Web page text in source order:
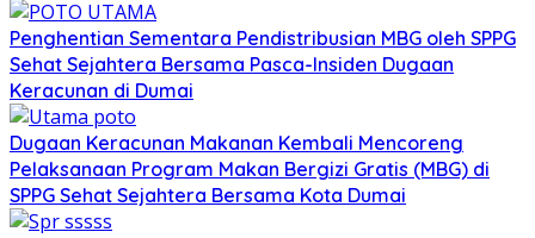
Penghentian Sementara Pendistribusian MBG oleh SPPG
Sehat Sejahtera Bersama Pasca-Insiden Dugaan
Keracunan di Dumai
Dugaan Keracunan Makanan Kembali Mencoreng
Pelaksanaan Program Makan Bergizi Gratis (MBG) di
SPPG Sehat Sejahtera Bersama Kota Dumai